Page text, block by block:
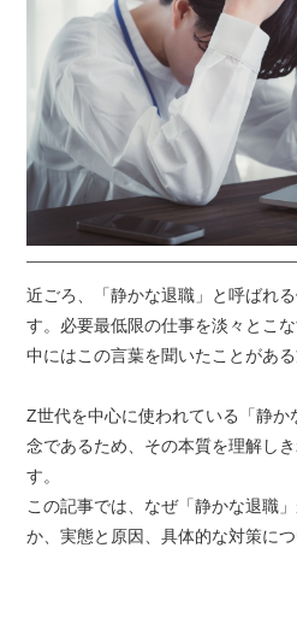
近ごろ、「静かな退職」と呼ばれ
す。必要最低限の仕事を淡々とこ
中にはこの言葉を聞いたことがあ
Z世代を中心に使われている「静
念であるため、その本質を理解し
す。
この記事では、なぜ「静かな退職
か、実態と原因、具体的な対策につ